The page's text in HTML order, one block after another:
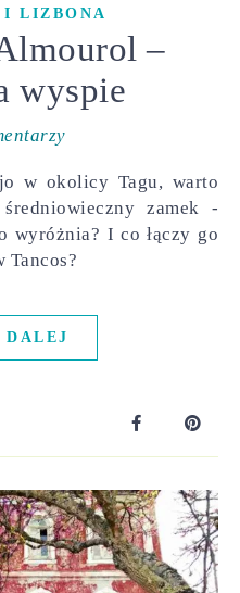
I LIZBONA
–
wyspie
zamek -
wyróżnia? I co łączy go
Tancos?
DALEJ